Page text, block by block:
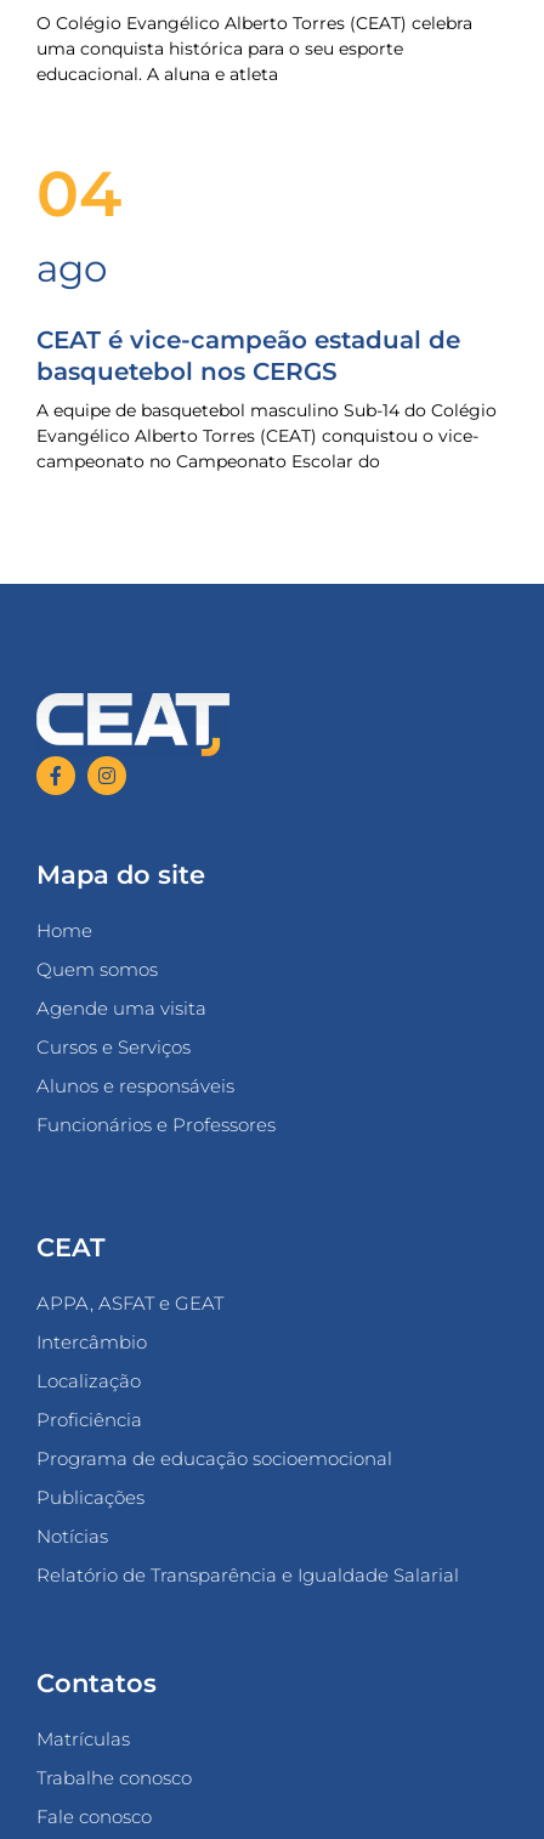
O Colégio Evangélico Alberto Torres (CEAT) celebra
uma conquista histórica para o seu esporte
educacional. A aluna e atleta
04
ago
CEAT é vice-campeão estadual de
basquetebol nos CERGS
A equipe de basquetebol masculino Sub-14 do Colégio
Evangélico Alberto Torres (CEAT) conquistou o vice-
campeonato no Campeonato Escolar do
Mapa do site
Home
Quem somos
Agende uma visita
Cursos e Serviços
Alunos e responsáveis
Funcionários e Professores
CEAT
APPA, ASFAT e GEAT
Intercâmbio
Localização
Proficiência
Programa de educação socioemocional
Publicações
Notícias
Relatório de Transparência e Igualdade Salarial
Contatos
Matrículas
Trabalhe conosco
Fale conosco